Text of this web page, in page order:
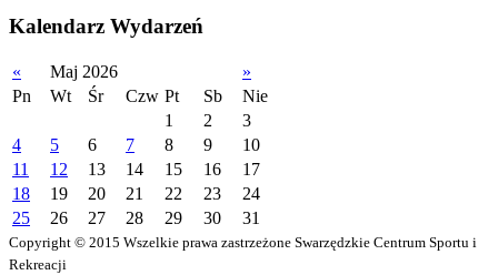
Kalendarz Wydarzeń
« Maj 2026
»
Pn
Wt Śr Czw Pt Sb
Nie
1
2
3
4
5 6 7 8 9
10
11
12 13 14 15 16
17
18
19 20 21 22 23
24
25
26 27 28 29 30 31
Copyright © 2015 Wszelkie prawa zastrzeżone Swarzędzkie Centrum Sportu i
Rekreacji